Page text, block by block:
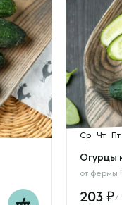
Ср Чт Пт
Огурцы
от фермы
203 /